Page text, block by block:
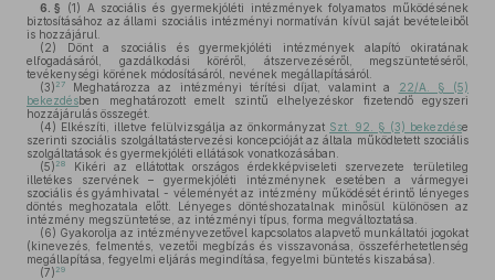
6. § (1) A szociális és gyermekjóléti intézmények folyamatos működésének
biztosításához az állami szociális intézményi normatíván kívül saját bevételeiből
is hozzájárul.
(2) Dönt a szociális és gyermekjóléti intézmények alapító okiratának
elfogadásáról, gazdálkodási köréről, átszervezéséről, megszüntetéséről,
tevékenységi körének módosításáról, nevének megállapításáról.
(3) 27 Meghatározza az intézményi térítési díjat, valamint a
22/A. § (5)
bekezdésben meghatározott emelt szintű elhelyezéskor fizetendő egyszeri
hozzájárulás összegét.
(4) Elkészíti, illetve felülvizsgálja az önkormányzat Szt. 92. § (3) bekezdése
szerinti szociális szolgáltatástervezési koncepcióját az általa működtetett szociális
szolgáltatások és gyermekjóléti ellátások vonatkozásában.
(5) 28
Kikéri az ellátottak országos érdekképviseleti szervezete területileg
illetékes szervének – gyermekjóléti intézménynek esetében a vármegyei
szociális és gyámhivatal - véleményét az intézmény működését érintő lényeges
döntés meghozatala előtt. Lényeges döntéshozatalnak minősül különösen az
intézmény megszüntetése, az intézményi típus, forma megváltoztatása.
(6) Gyakorolja az intézményvezetővel kapcsolatos alapvető munkáltatói jogokat
(kinevezés, felmentés, vezetői megbízás és visszavonása, összeférhetetlenség
megállapítása, fegyelmi eljárás megindítása, fegyelmi büntetés kiszabása).
(7) 29